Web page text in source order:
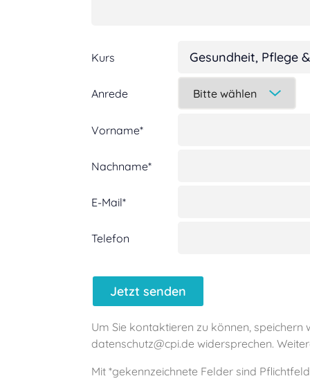
Kurs
Anrede
Vorname*
Nachname*
E-Mail*
Telefon
Um Sie kontaktieren zu können,
datenschutz@cpi.de widersprechen.
Mit *gekennzeichnete Felder sind